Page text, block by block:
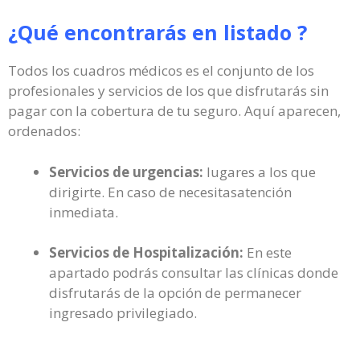
¿Qué encontrarás en listado ?
Todos los cuadros médicos es el conjunto de los
profesionales y servicios de los que disfrutarás sin
pagar con la cobertura de tu seguro. Aquí aparecen,
ordenados:
Servicios de urgencias: lugares a los que
dirigirte. En caso de necesitasatención
inmediata.
Servicios de Hospitalización: En este
apartado podrás consultar las clínicas donde
disfrutarás de la opción de permanecer
ingresado privilegiado.